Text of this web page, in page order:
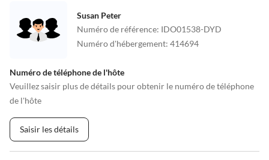
Susan Peter
Numéro de référence: IDO01538-DYD
Numéro d'hébergement: 414694
Numéro de téléphone de l'hôte
Veuillez saisir plus de détails pour obtenir le numéro de téléphone
de l'hôte
Saisir les détails